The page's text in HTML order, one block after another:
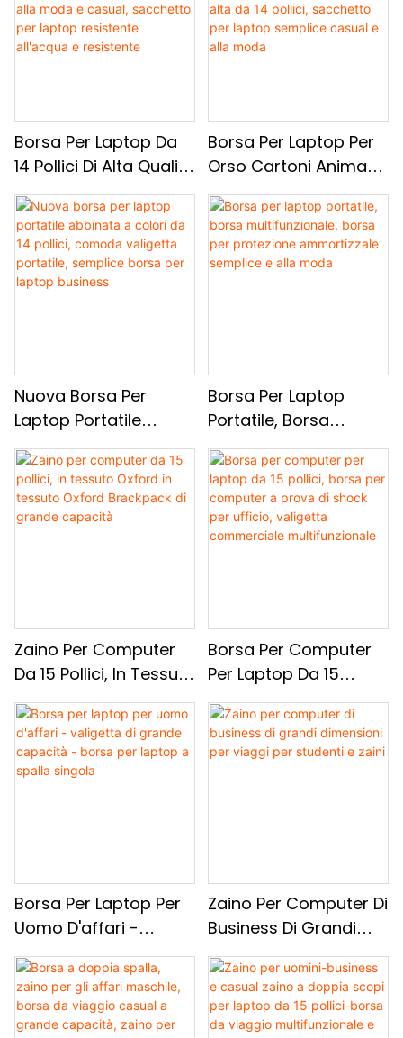
Borsa Per Laptop Da
14 Pollici Di Alta Qualità
Con Un Sacco Di
Laptop Alla Moda, Alla
Moda E Casual,
Sacchetto Per Laptop
Resistente All'acqua E
Borsa Per Laptop Per
Orso Cartoni Animati,
Borsa Per Laptop Per
Aspetto Di Fascia Alta
Da 14 Pollici,
Sacchetto Per Laptop
Nuova Borsa Per
Laptop Portatile
Abbinata A Colori Da
14 Pollici, Comoda
Valigetta Portatile,
Semplice Borsa Per
Borsa Per Laptop
Portatile, Borsa
Multifunzionale, Borsa
Per Protezione
Ammortizzale
Semplice E Alla Moda
Zaino Per Computer
Da 15 Pollici, In Tessuto
Oxford In Tessuto
Oxford Brackpack Di
Grande Capacità
Borsa Per Computer
Per Laptop Da 15
Pollici, Borsa Per
Computer A Prova Di
Shock Per Ufficio,
Borsa Per Laptop Per
Uomo D'affari -
Valigetta Di Grande
Capacità - Borsa Per
Laptop A Spalla
Singola
Zaino Per Computer Di
Business Di Grandi
Dimensioni Per Viaggi
Per Studenti E Zaini